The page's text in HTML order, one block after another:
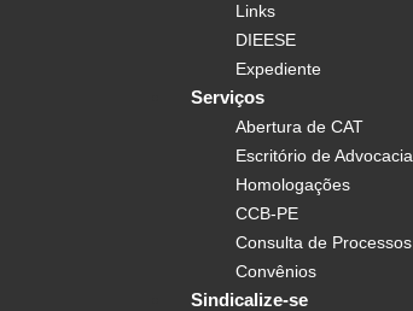
Links
DIEESE
Expediente
Serviços
Abertura de CAT
Escritório de Advocacia
Homologações
CCB-PE
Consulta de Processos
Convênios
Sindicalize-se